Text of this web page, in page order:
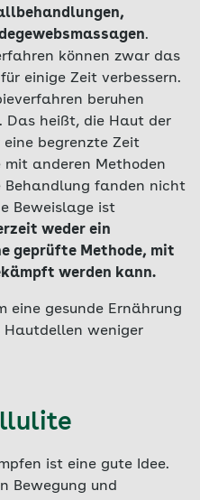
.
können zwar das
einige Zeit verbessern.
beruhen
Das heißt, die Haut der
begrenzte Zeit
mit anderen Methoden
Behandlung fanden nicht
Beweislage ist
weder ein
geprüfte Methode, mit
werden kann.
eine gesunde Ernährung
Hautdellen weniger
ist eine gute Idee.
Bewegung und